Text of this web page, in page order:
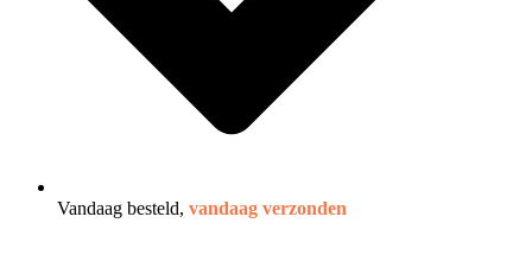
Vandaag besteld, vandaag verzonden